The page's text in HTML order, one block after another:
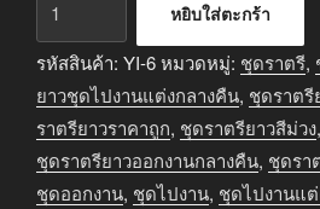
ชุด
ราตรี
ยาว
ออกงาน
กลาง
คืน
หยิบใส่ตะกร้า
รหัสสินค้า: YI-6หมวดหมู่: ชุดราตรี,
ยาวชุดไปงานแต่งกลางคืน, ชุดราตรี
ราตรียาวราคาถูก, ชุดราตรียาวสีม่วง,
ชุดราตรียาวออกงานกลางคืน, ชุดรา
ชุดออกงาน, ชุดไปงาน, ชุดไปงานแ